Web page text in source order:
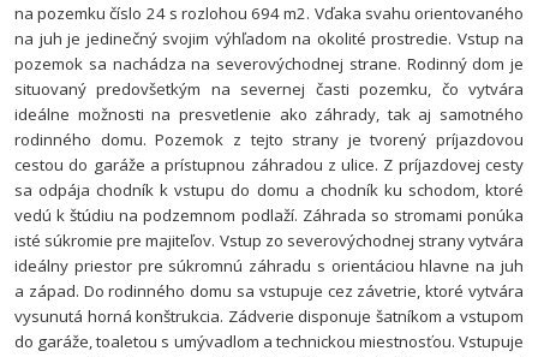
na pozemku číslo 24 s rozlohou 694 m2. Vďaka svahu orientovaného
na juh je jedinečný svojim výhľadom na okolité prostredie. Vstup na
pozemok sa nachádza na severovýchodnej strane. Rodinný dom je
situovaný predovšetkým na severnej časti pozemku, čo vytvára
ideálne možnosti na presvetlenie ako záhrady, tak aj samotného
rodinného domu. Pozemok z tejto strany je tvorený príjazdovou
cestou do garáže a prístupnou záhradou z ulice. Z príjazdovej cesty
sa odpája chodník k vstupu do domu a chodník ku schodom, ktoré
vedú k štúdiu na podzemnom podlaží. Záhrada so stromami ponúka
isté súkromie pre majiteľov. Vstup zo severovýchodnej strany vytvára
ideálny priestor pre súkromnú záhradu s orientáciou hlavne na juh
a západ. Do rodinného domu sa vstupuje cez závetrie, ktoré vytvára
vysunutá horná konštrukcia. Zádverie disponuje šatníkom a vstupom
do garáže, toaletou s umývadlom a technickou miestnosťou. Vstupuje